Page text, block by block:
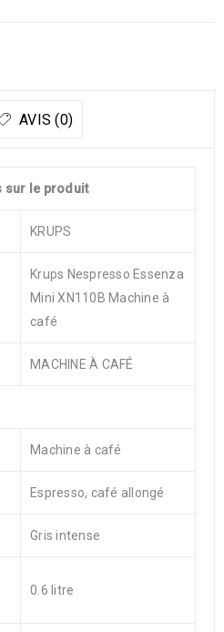
AVIS (0)
sur le produit
KRUPS
Krups Nespresso Essenza
Mini XN110B Machine à
café
MACHINE À CAFÉ
Machine à café
Espresso, café allongé
Gris intense
0.6 litre